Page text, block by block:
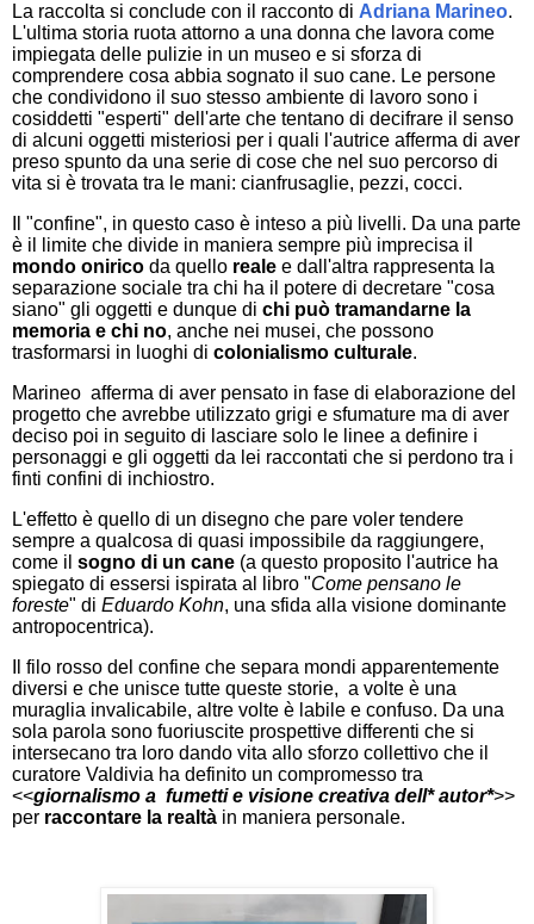
La raccolta si conclude con il racconto di Adriana Marineo.
L'ultima storia ruota attorno a una donna che lavora come
impiegata delle pulizie in un museo e si sforza di
comprendere cosa abbia sognato il suo cane. Le persone
che condividono il suo stesso ambiente di lavoro sono i
cosiddetti "esperti" dell'arte che tentano di decifrare il senso
di alcuni oggetti misteriosi per i quali l'autrice afferma di aver
preso spunto da una serie di cose che nel suo percorso di
vita si è trovata tra le mani: cianfrusaglie, pezzi, cocci.
Il "confine", in questo caso è inteso a più livelli. Da una parte
è il limite che divide in maniera sempre più imprecisa il
mondo onirico da quello reale e dall'altra rappresenta la
separazione sociale tra chi ha il potere di decretare "cosa
siano" gli oggetti e dunque di chi può tramandarne la
memoria e chi no, anche nei musei, che possono
trasformarsi in luoghi di colonialismo culturale.
Marineo afferma di aver pensato in fase di elaborazione del
progetto che avrebbe utilizzato grigi e sfumature ma di aver
deciso poi in seguito di lasciare solo le linee a definire i
personaggi e gli oggetti da lei raccontati che si perdono tra i
finti confini di inchiostro.
L'effetto è quello di un disegno che pare voler tendere
sempre a qualcosa di quasi impossibile da raggiungere,
come il sogno di un cane (a questo proposito l'autrice ha
spiegato di essersi ispirata al libro "Come pensano le
foreste" di Eduardo Kohn, una sfida alla visione dominante
antropocentrica).
Il filo rosso del confine che separa mondi apparentemente
diversi e che unisce tutte queste storie, a volte è una
muraglia invalicabile, altre volte è labile e confuso. Da una
sola parola sono fuoriuscite prospettive differenti che si
intersecano tra loro dando vita allo sforzo collettivo che il
curatore Valdivia ha definito un compromesso tra
<<giornalismo a fumetti e visione creativa dell* autor*>>
per raccontare la realtà in maniera personale.